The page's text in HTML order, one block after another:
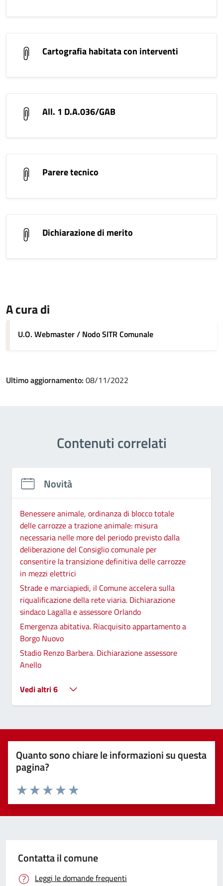
Cartografia habitata con interventi
All. 1 D.A.036/GAB
Parere tecnico
Dichiarazione di merito
A cura di
U.O. Webmaster / Nodo SITR Comunale
Ultimo aggiornamento: 08/11/2022
Contenuti correlati
Novità
Benessere animale, ordinanza di blocco totale
delle carrozze a trazione animale: misura
necessaria nelle more del periodo previsto dalla
deliberazione del Consiglio comunale per
consentire la transizione definitiva delle carrozze
in mezzi elettrici
Strade e marciapiedi, il Comune accelera sulla
riqualificazione della rete viaria. Dichiarazione
sindaco Lagalla e assessore Orlando
Emergenza abitativa. Riacquisito appartamento a
Borgo Nuovo
Stadio Renzo Barbera. Dichiarazione assessore
Anello
Vedi altri 6
Quanto sono chiare le informazioni su questa
pagina?
Valuta 5 stelle su 5
Valuta 4 stelle su 5
Valuta 3 stelle su 5
Valuta 2 stelle su 5
Valuta 1 stelle su 5
Contatta il comune
Leggi le domande frequenti